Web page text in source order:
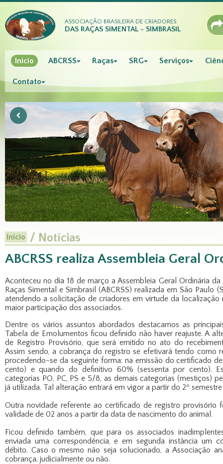
ASSOCIAÇÃO BRASILEIRA DE CRIADORES
DAS RAÇAS SIMENTAL - SIMBRASIL
Início ABCRSS Raças SRG Serviços
Contato
Início / Notícias
ABCRSS realiza Assembleia Geral
Aconteceu no dia 18 de março a Assembleia Geral Ordinária
Raças Simental e Simbrasil (ABCRSS) realizada em São Paulo
atendendo a solicitação de criadores em virtude da localização
maior participação dos associados.
Dentre os vários assuntos abordados destacamos as
Tabela de Emolumentos ficou definido não haver reajuste. A
de Registro Provisório, que será emitido no ato do
Assim sendo, a cobrança do registro se efetivará tendo como
procedendo-se da seguinte forma: na emissão do certificado
cento) e quando do definitivo 60% (sessenta por cento).
categorias PO, PC, PS e 5/8, as demais categorias (mestiços)
já utilizada. Tal alteração entrará em vigor a partir do 2º semestre
Outra novidade referente ao certificado de registro provisório
validade de 02 anos a partir da data de nascimento do animal.
Ficou definido também, que para os associados
enviada uma correspondência, e em segunda instância um
débito. Caso o mesmo não seja solucionado, a Associação
cobrança, judicialmente ou não.